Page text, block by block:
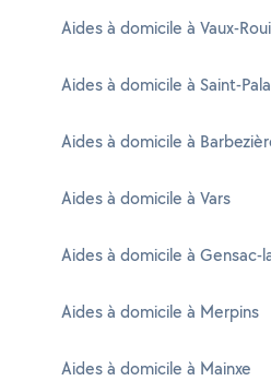
Aides à domicile à Vaux-
Aides à domicile à Saint-
Aides à domicile à
Aides à domicile à Vars
Aides à domicile à Gensac-
Aides à domicile à Merpins
Aides à domicile à Mainxe